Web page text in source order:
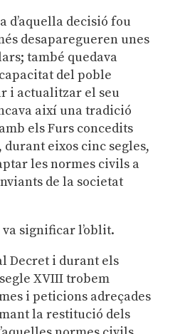
d’aquella decisió fou
desaparegueren unes
també quedava
del poble
i actualitzar el seu
així una tradició
els Furs concedits
durant eixos cinc segles,
les normes civils a
de la societat
significar l’oblit.
Decret i durant els
XVIII trobem
i peticions adreçades
la restitució dels